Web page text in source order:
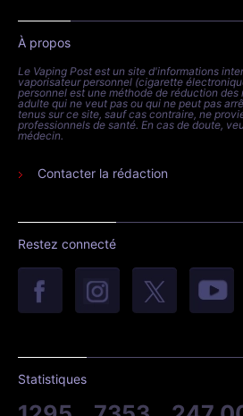
À propos
Le Vaping Post est un site d'informations
vaporisateur personnel (cigarette
personnel est une méthode de réduction des
adulte qui ne veut pas ou qui ne peut pas
tenus sur ce site, sauf cas contraire, ne
professionnels de santé. En cas de doute,
médecin.
Contacter la rédaction
Restez connecté
Statistiques